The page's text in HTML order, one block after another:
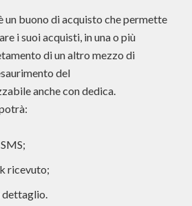
un buono di acquisto che permette
i suoi acquisti, in una o più
di un altro mezzo di
del
anche con dedica.
ricevuto;
dettaglio.